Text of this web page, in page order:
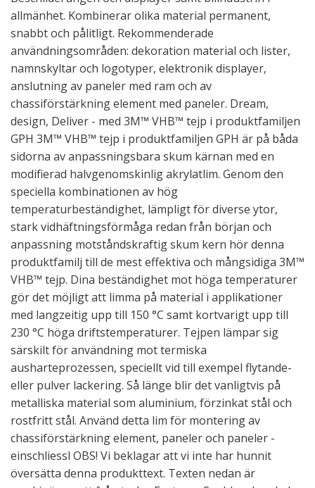
allmänhet. Kombinerar olika material permanent,
snabbt och pålitligt. Rekommenderade
användningsområden: dekoration material och lister,
namnskyltar och logotyper, elektronik displayer,
anslutning av paneler med ram och av
chassiförstärkning element med paneler. Dream,
design, Deliver - med 3M™ VHB™ tejp i produktfamiljen
GPH 3M™ VHB™ tejp i produktfamiljen GPH är på båda
sidorna av anpassningsbara skum kärnan med en
modifierad halvgenomskinlig akrylatlim. Genom den
speciella kombinationen av hög
temperaturbeständighet, lämpligt för diverse ytor,
stark vidhäftningsförmåga redan från början och
anpassning motståndskraftig skum kern hör denna
produktfamilj till de mest effektiva och mångsidiga 3M™
VHB™ tejp. Dina beständighet mot höga temperaturer
gör det möjligt att limma på material i applikationer
med langzeitig upp till 150 °C samt kortvarigt upp till
230 °C höga driftstemperaturer. Tejpen lämpar sig
särskilt för användning mot termiska
ausharteprozessen, speciellt vid till exempel flytande-
eller pulver lackering. Så länge blir det vanligtvis på
metalliska material som aluminium, förzinkat stål och
rostfritt stål. Använd detta lim för montering av
chassiförstärkning element, paneler och paneler -
einschliessl OBS! Vi beklagar att vi inte har hunnit
översätta denna produkttext. Texten nedan är